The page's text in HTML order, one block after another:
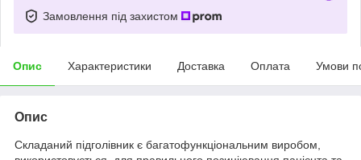
Замовлення під захистом
Опис Характеристики Доставка Оплата Умови
Опис
Складаний підголівник є багатофункціональним виробом,